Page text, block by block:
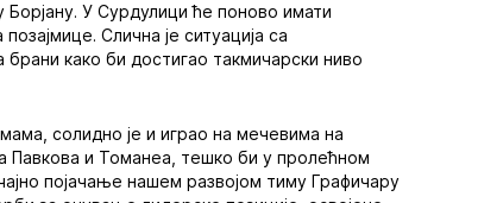
Борјану. У Сурдулици ће поново имати
Слична је ситуација са
како би достигао такмичарски ниво
солидно је и играо на мечевима на
Павкова и Томанеа, тешко би у пролећном
појачање нашем развојом тиму Графичару